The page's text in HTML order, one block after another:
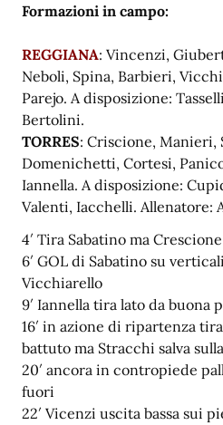
Formazioni in campo:
REGGIANA: Vincenzi,
Neboli, Spina, Barbieri,
Parejo. A disposizione:
Bertolini.
TORRES: Criscione, Manieri,
Domenichetti, Cortesi,
Iannella. A disposizione:
Valenti, Iacchelli. Allenatore:
4′ Tira Sabatino ma
6′ GOL di Sabatino su
Vicchiarello
9′ Iannella tira lato da buona
16′ in azione di ripartenza
battuto ma Stracchi salva
20′ ancora in contropiede
fuori
22′ Vicenzi uscita bassa sui